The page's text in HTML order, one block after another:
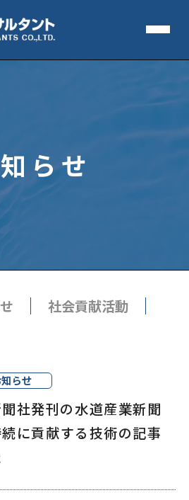
らせ
社会貢献活動
らせ
聞社発刊の水道産業新聞
に貢献する技術の記事